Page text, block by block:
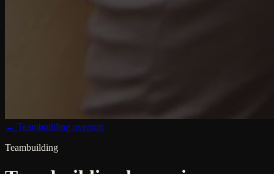
← Teambuilding oversigt
Teambuilding